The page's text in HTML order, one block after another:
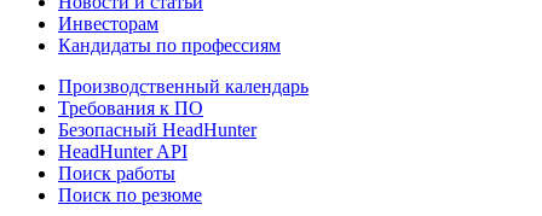
Инвесторам
Кандидаты по профессиям
Производственный календарь
Требования к ПО
Безопасный HeadHunter
HeadHunter API
Поиск работы
Поиск по резюме